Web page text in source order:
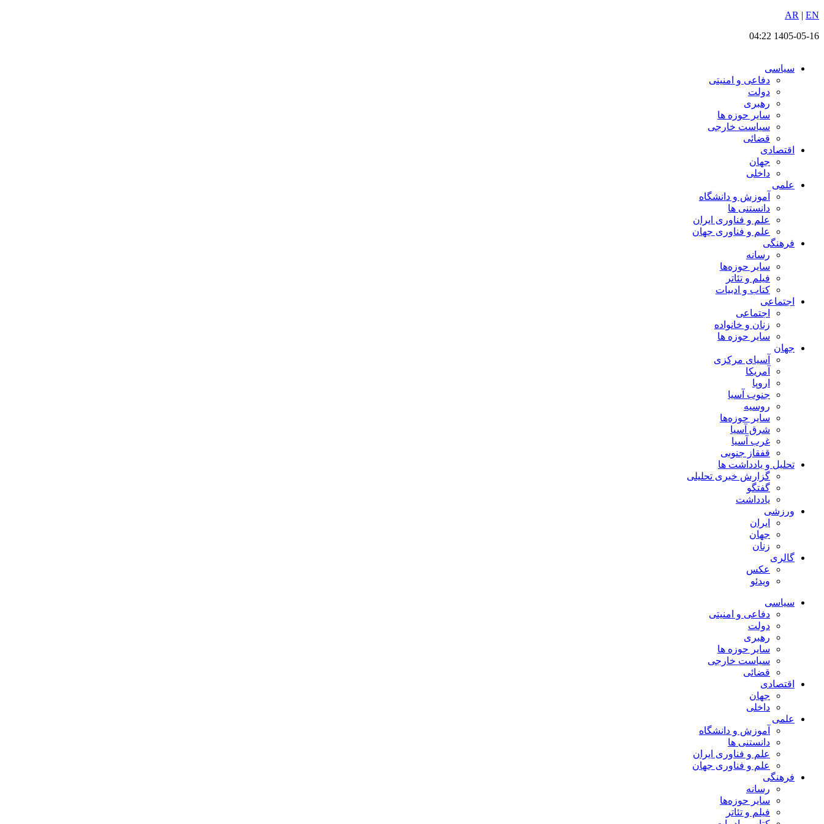
پرش
محتوا
AR | EN
1405-05-16 04:22
سیاسی
دفاعی و امنیتی
دولت
رهبری
سایر حوزه ها
سیاست خارجی
قضائی
اقتصادی
جهان
داخلی
علمی
آموزش و دانشگاه
دانستنی ها
علم و فناوری ایران
علم و فناوری جهان
فرهنگی
رسانه
سایر حوزه‌ها
فیلم و تئاتر
کتاب و ادبیات
اجتماعی
اجتماعی
زنان و خانواده
سایر حوزه ها
جهان
آسیای مرکزی
آمریکا
اروپا
جنوب آسیا
روسیه
سایر حوزه‌ها
شرق آسیا
غرب آسیا
قفقاز جنوبی
تحلیل و یادداشت ها
گزارش خبری تحلیلی
گفتگو
یادداشت
ورزشی
ایران
جهان
زنان
گالری
عکس
ویدئو
سیاسی
دفاعی و امنیتی
دولت
رهبری
سایر حوزه ها
سیاست خارجی
قضائی
اقتصادی
جهان
داخلی
علمی
آموزش و دانشگاه
دانستنی ها
علم و فناوری ایران
علم و فناوری جهان
فرهنگی
رسانه
سایر حوزه‌ها
فیلم و تئاتر